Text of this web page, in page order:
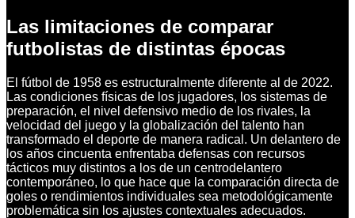
Las limitaciones de comparar
futbolistas de distintas épocas
El fútbol de 1958 es estructuralmente diferente al de 2022.
Las condiciones físicas de los jugadores, los sistemas de
preparación, el nivel defensivo medio de los rivales, la
velocidad del juego y la globalización del talento han
transformado el deporte de manera radical. Un delantero de
los años cincuenta enfrentaba defensas con recursos
tácticos muy distintos a los de un centrodelantero
contemporáneo, lo que hace que la comparación directa de
goles o rendimientos individuales sea metodológicamente
problemática sin los ajustes contextuales adecuados.